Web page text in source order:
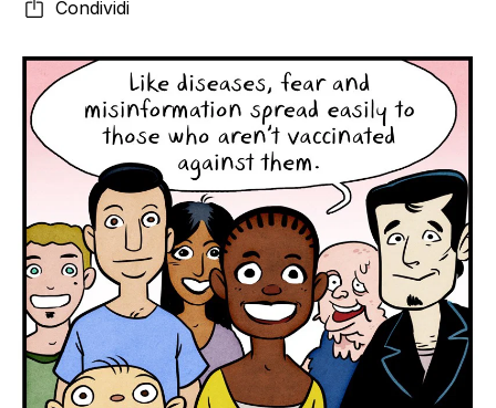
semplicemente spaventati. Ecco una rapida rassegna
Condividi